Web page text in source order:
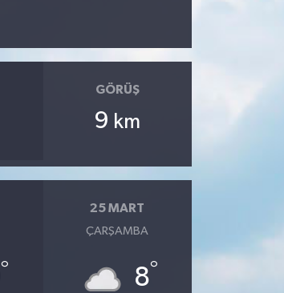
GÖRÜŞ
9 km
°
25 MART
ÇARŞAMBA
8°